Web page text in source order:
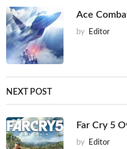
Ace
by Editor
NEXT POST
Far Cry 5
by Editor